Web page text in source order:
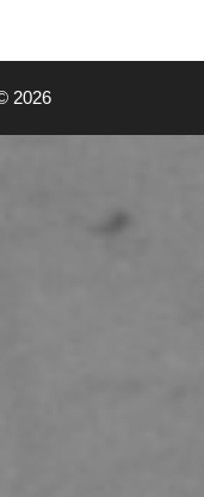
2026